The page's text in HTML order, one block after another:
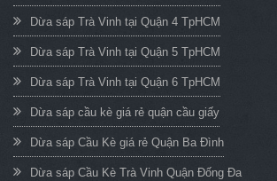
Dừa sáp Trà Vinh tại Quận 4 TpHCM
Dừa sáp Trà Vinh tại Quận 5 TpHCM
Dừa sáp Trà Vinh tại Quận 6 TpHCM
Dừa sáp cầu kè giá rẻ quận cầu giấy
Dừa sáp Cầu Kè giá rẻ Quận Ba Đình
Dừa sáp Cầu Kè Trà Vinh Quận Đống Đa